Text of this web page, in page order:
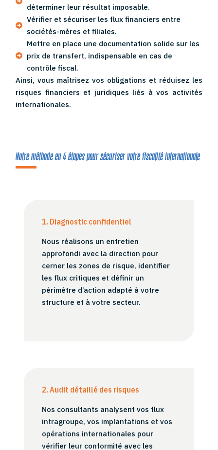
déterminer leur résultat imposable.
Vérifier et sécuriser les flux financiers entre
sociétés-mères et filiales.
Mettre en place une documentation solide sur les
prix de transfert, indispensable en cas de
contrôle fiscal.
Ainsi, vous maîtrisez vos obligations et réduisez les
risques financiers et juridiques liés à vos activités
internationales.
Notre méthode en 4 étapes pour sécuriser votre fiscalité internationale
1. Diagnostic confidentiel
Nous réalisons un entretien
approfondi avec la direction pour
cerner les zones de risque, identifier
les flux critiques et définir un
périmètre d’action adapté à votre
structure et à votre secteur.
2. Audit détaillé des risques
Nos consultants analysent vos flux
intragroupe, vos implantations et vos
opérations internationales pour
vérifier leur conformité avec les